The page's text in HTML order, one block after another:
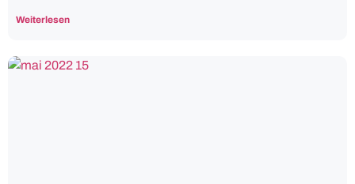
Weiterlesen